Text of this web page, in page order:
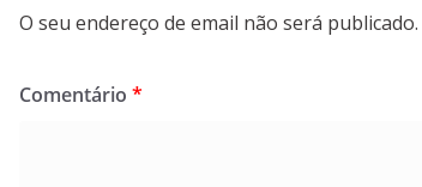
O seu endereço de email não será publicado.
Comentário *